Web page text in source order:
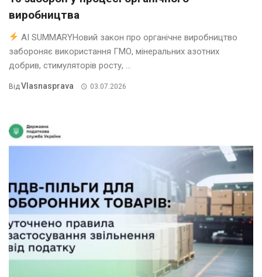
виробництва
AI SUMMARYНовий закон про органічне виробництво
забороняє використання ГМО, мінеральних азотних
добрив, стимуляторів росту, ...
ВідVlasnasprava 03.07.2026